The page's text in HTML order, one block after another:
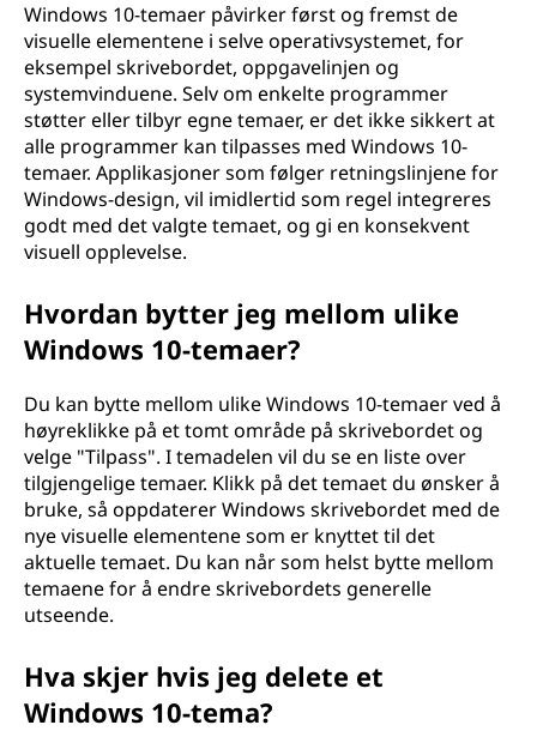
Windows 10-temaer påvirker først og fremst de
visuelle elementene i selve operativsystemet, for
eksempel skrivebordet, oppgavelinjen og
systemvinduene. Selv om enkelte programmer
støtter eller tilbyr egne temaer, er det ikke sikkert at
alle programmer kan tilpasses med Windows 10-
temaer. Applikasjoner som følger retningslinjene for
Windows-design, vil imidlertid som regel integreres
godt med det valgte temaet, og gi en konsekvent
visuell opplevelse.
Hvordan bytter jeg mellom ulike
Windows 10-temaer?
Du kan bytte mellom ulike Windows 10-temaer ved å
høyreklikke på et tomt område på skrivebordet og
velge "Tilpass". I temadelen vil du se en liste over
tilgjengelige temaer. Klikk på det temaet du ønsker å
bruke, så oppdaterer Windows skrivebordet med de
nye visuelle elementene som er knyttet til det
aktuelle temaet. Du kan når som helst bytte mellom
temaene for å endre skrivebordets generelle
utseende.
Hva skjer hvis jeg delete et
Windows 10-tema?